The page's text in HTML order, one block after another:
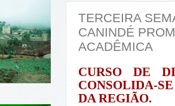
TERCEIRA
CANINDÉ
ACADÊMICA
CURSO DE
CONSOLIDA-
DA REGIÃO.